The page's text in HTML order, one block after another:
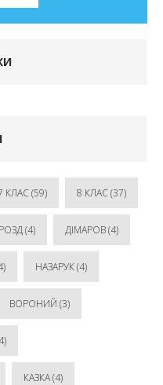
КЛАС(59) 8 КЛАС(37)
(4) ДІМАРОВ(4)
НАЗАРУК(4)
ВОРОНИЙ (3)
КАЗКА(4)